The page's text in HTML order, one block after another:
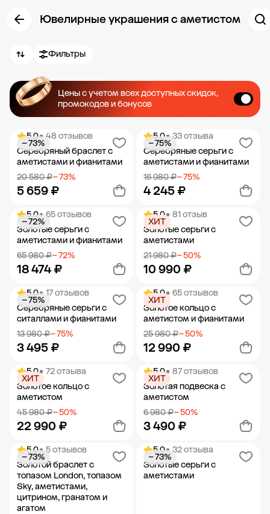
Ювелирные украшения с аметистом
Фильтры
Цены с учетом всех доступных скидок,
промокодов и бонусов
5.0• 48 отзывов
Серебряный браслет с
аметистами и фианитами
20 580 ₽− 73%
5 659 ₽
− 73%
Добавить в корзину
5.0• 33 отзыва
Серебряные серьги с
аметистами и фианитами
16 980 ₽− 75%
4 245 ₽
− 75%
Добавить в корзину
5.0• 65 отзывов
Золотые серьги с
аметистами и фианитами
65 980 ₽− 72%
18 474 ₽
− 72%
Добавить в корзину
5.0• 81 отзыв
Золотые серьги с
аметистами
21 980 ₽− 50%
10 990 ₽
ХИТ
Добавить в корзину
5.0• 17 отзывов
Серебряные серьги с
ситаллами и фианитами
13 980 ₽− 75%
3 495 ₽
− 75%
Добавить в корзину
5.0• 65 отзывов
Золотое кольцо с
аметистом и фианитами
25 980 ₽− 50%
12 990 ₽
ХИТ
Добавить в корзину
5.0• 72 отзыва
Золотое кольцо с
аметистом
45 980 ₽− 50%
22 990 ₽
ХИТ
Добавить в корзину
5.0• 87 отзывов
Золотая подвеска с
аметистом
6 980 ₽− 50%
3 490 ₽
ХИТ
Добавить в корзину
5.0• 5 отзывов
Золотой браслет с
топазом London, топазом
Sky, аметистами,
цитрином, гранатом и
агатом
− 73%
5.0• 32 отзыва
Золотые серьги с
аметистами
− 73%